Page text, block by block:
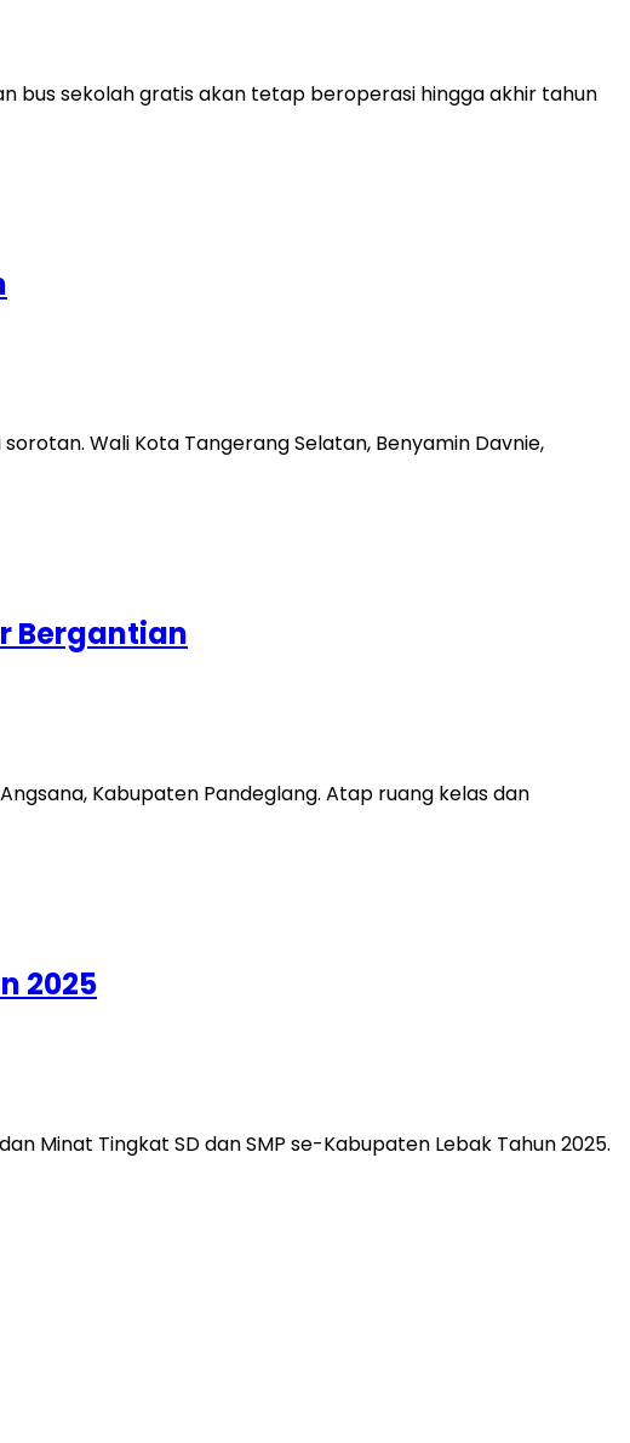
bus sekolah gratis akan tetap beroperasi hingga akhir tahun
Wali Kota Tangerang Selatan, Benyamin Davnie,
Bergantian
Kabupaten Pandeglang. Atap ruang kelas dan
2025
Minat Tingkat SD dan SMP se-Kabupaten Lebak Tahun 2025.